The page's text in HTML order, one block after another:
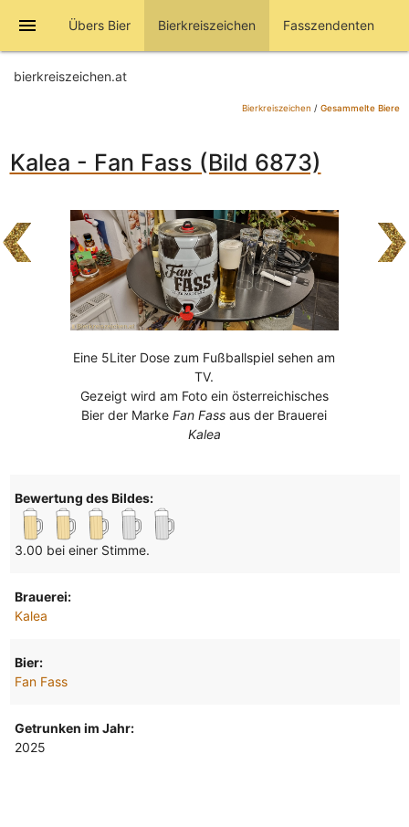
menu Übers Bier Bierkreiszeichen Fasszendenten
bierkreiszeichen.at
Bierkreiszeichen / Gesammelte Biere
Kalea - Fan Fass (Bild 6873)
Eine 5Liter Dose zum Fußballspiel sehen am
TV.
Gezeigt wird am Foto ein österreichisches
Bier der MarkeFan Fass aus der Brauerei
Kalea
Bewertung des Bildes:
3.00 bei einer Stimme.
Brauerei:
Kalea
Bier:
Fan Fass
Getrunken im Jahr:
2025